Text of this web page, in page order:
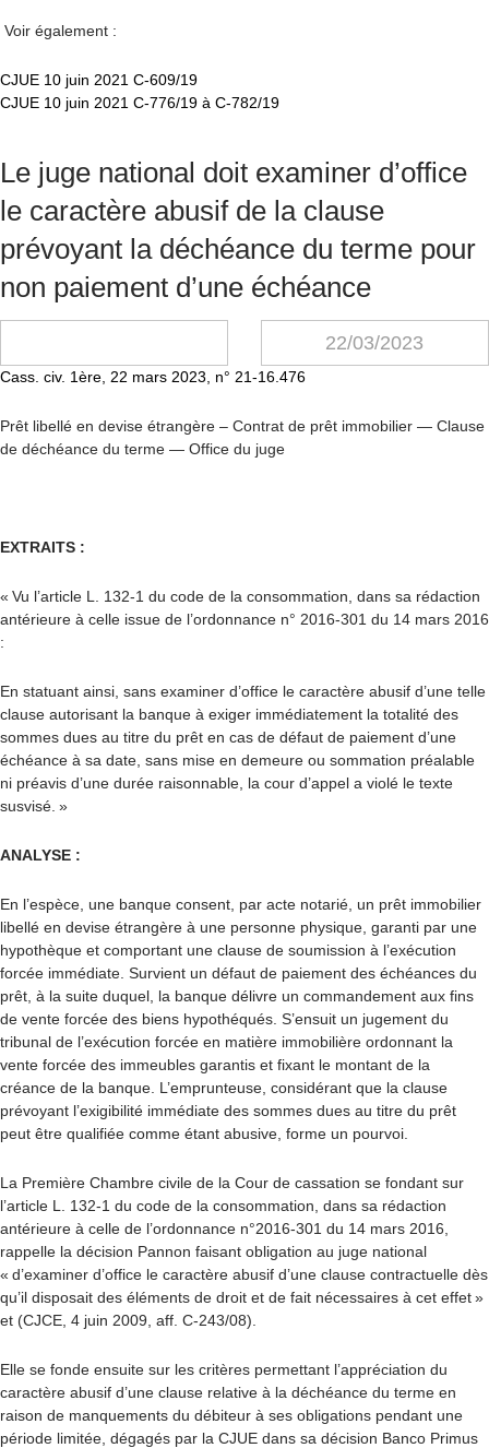
Voir également :
CJUE 10 juin 2021 C-609/19
CJUE 10 juin 2021 C-776/19 à C-782/19
Le juge national doit examiner d’office
le caractère abusif de la clause
prévoyant la déchéance du terme pour
non paiement d’une échéance
22/03/2023
Cass. civ. 1ère , 22 mars 2023, n° 21-16.476
Prêt libellé en devise étrangère – Contrat de prêt immobilier — Clause
de déchéance du terme — Office du juge
EXTRAITS :
« Vu l’article L. 132-1 du code de la consommation, dans sa rédaction
antérieure à celle issue de l’ordonnance n° 2016-301 du 14 mars 2016
:
En statuant ainsi, sans examiner d’office le caractère abusif d’une telle
clause autorisant la banque à exiger immédiatement la totalité des
sommes dues au titre du prêt en cas de défaut de paiement d’une
échéance à sa date, sans mise en demeure ou sommation préalable
ni préavis d’une durée raisonnable, la cour d’appel a violé le texte
susvisé. »
ANALYSE :
En l’espèce, une banque consent, par acte notarié, un prêt immobilier
libellé en devise étrangère à une personne physique, garanti par une
hypothèque et comportant une clause de soumission à l’exécution
forcée immédiate. Survient un défaut de paiement des échéances du
prêt, à la suite duquel, la banque délivre un commandement aux fins
de vente forcée des biens hypothéqués. S’ensuit un jugement du
tribunal de l’exécution forcée en matière immobilière ordonnant la
vente forcée des immeubles garantis et fixant le montant de la
créance de la banque. L’emprunteuse, considérant que la clause
prévoyant l’exigibilité immédiate des sommes dues au titre du prêt
peut être qualifiée comme étant abusive, forme un pourvoi.
La Première Chambre civile de la Cour de cassation se fondant sur
l’article L. 132-1 du code de la consommation, dans sa rédaction
antérieure à celle de l’ordonnance n°2016-301 du 14 mars 2016,
rappelle la décision Pannon faisant obligation au juge national
« d’examiner d’office le caractère abusif d’une clause contractuelle dès
qu’il disposait des éléments de droit et de fait nécessaires à cet effet »
et (CJCE, 4 juin 2009, aff. C-243/08).
Elle se fonde ensuite sur les critères permettant l’appréciation du
caractère abusif d’une clause relative à la déchéance du terme en
raison de manquements du débiteur à ses obligations pendant une
période limitée, dégagés par la CJUE dans sa décision Banco Primus